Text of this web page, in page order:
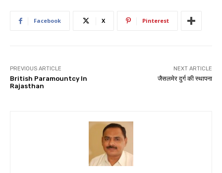
Facebook X Pinterest
PREVIOUS ARTICLE
British Paramountcy In
Rajasthan
NEXT ARTICLE
जैसलमेर दुर्ग की स्थापना